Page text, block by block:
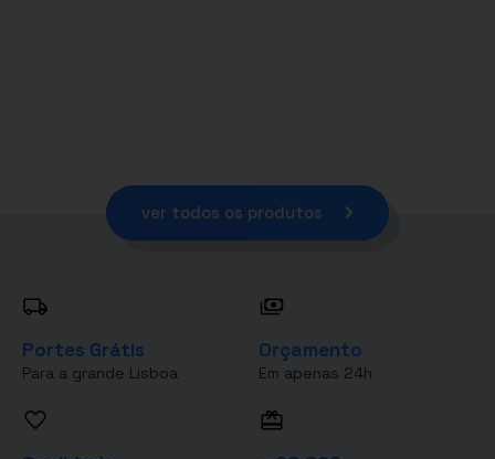
ver todos os produtos
Portes Grátis
Para a grande Lisboa
Orçamento
Em apenas 24h